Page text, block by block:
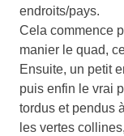
endroits/pays.
Cela commence
manier le quad,
Ensuite, un petit
puis enfin le vrai
tordus et pendus
les vertes